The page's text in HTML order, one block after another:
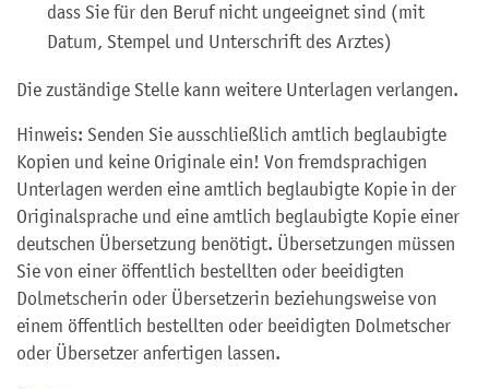
dass Sie für den Beruf nicht ungeeignet sind (mit
Datum, Stempel und Unterschrift des Arztes)
Die zuständige Stelle kann weitere Unterlagen verlangen.
Hinweis: Senden Sie ausschließlich amtlich beglaubigte
Kopien und keine Originale ein! Von fremdsprachigen
Unterlagen werden eine amtlich beglaubigte Kopie in der
Originalsprache und eine amtlich beglaubigte Kopie einer
deutschen Übersetzung benötigt. Übersetzungen müssen
Sie von einer öffentlich bestellten oder beeidigten
Dolmetscherin oder Übersetzerin beziehungsweise von
einem öffentlich bestellten oder beeidigten Dolmetscher
oder Übersetzer anfertigen lassen.